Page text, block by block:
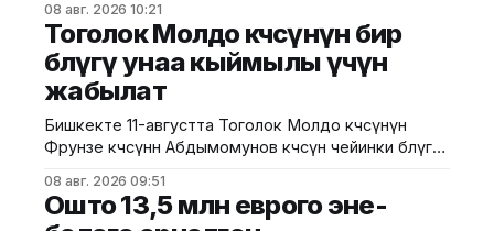
бузуулар аныкталды. Бул тууралуу Курулуш,
архитектура жана турак жай-коммуналдык чарба
министрлигинин басма сөз кызматы билдирди.
Маалыматка ылайык, Кулатов көчөсүндө жайгашкан
жана долбоордук документтер таризделбестен
жүргүзүлгөн. Жер казууда
08 авг. 2026 10:21
Тоголок Молдо көчөсүнүн бир
бөлүгү унаа кыймылы үчүн
жабылат
Бишкекте 11-августта Тоголок Молдо көчөсүнүн
Фрунзе көчөсүнөн Абдымомунов көчөсүнө чейинки бөлүгү
мэриясынын билдиришкендей, аталган тилкеде
бул убакта курулуш иштери жүргүзүлөт. Ал эми
08 авг. 2026 09:51
Ошто 13,5 млн еврого эне-